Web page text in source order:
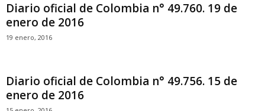
Diario oficial de Colombia n° 49.760. 19 de
enero de 2016
19 enero, 2016
Diario oficial de Colombia n° 49.756. 15 de
enero de 2016